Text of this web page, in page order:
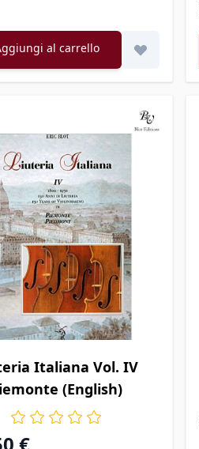
al carrello
Italiana Vol. IV
(English)
€